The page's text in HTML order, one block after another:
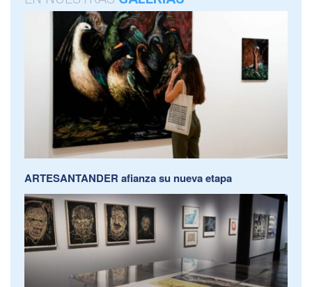
ARTESANTANDER afianza su nueva etapa